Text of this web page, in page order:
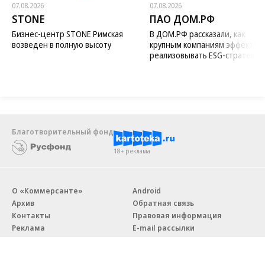
07.08.2026
STONE
Бизнес-центр STONE Римская
возведен в полную высоту
07.08.2026
ПАО ДОМ.РФ
В ДОМ.РФ рассказали, как
крупным компаниям
реализовывать ESG-стратегию
Благотворительный фонд
18+ реклама
О «Коммерсанте»
Архив
Контакты
Реклама
Android
Обратная связь
Правовая информация
E-mail рассылки